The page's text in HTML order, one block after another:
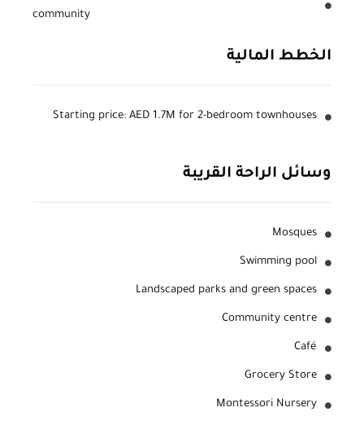
community
الخطط المالية
Starting price: AED 1.7M for 2-bedroom townhouses
وسائل الراحة القريبة
Mosques
Swimming pool
Landscaped parks and green spaces
Community centre
Café
Grocery Store
Montessori Nursery